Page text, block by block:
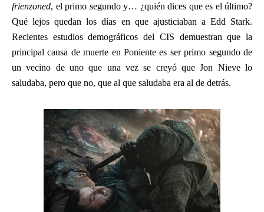
frienzoned, el primo segundo y… ¿quién dices que es el último?
Qué lejos quedan los días en que ajusticiaban a Edd Stark.
Recientes estudios demográficos del CIS demuestran que la
principal causa de muerte en Poniente es ser primo segundo de
un vecino de uno que una vez se creyó que Jon Nieve lo
saludaba, pero que no, que al que saludaba era al de detrás.